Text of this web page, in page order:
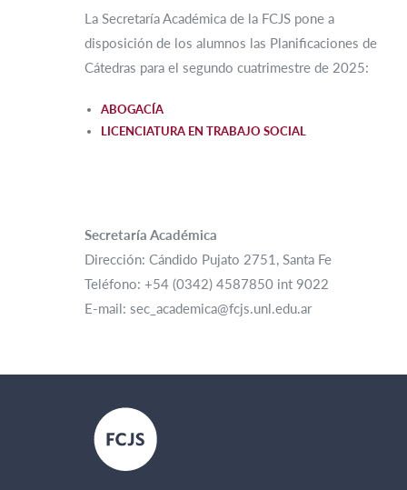
La Secretaría Académica de la FCJS pone a
disposición de los alumnos las Planificaciones de
Cátedras para el segundo cuatrimestre de 2025:
ABOGACÍA
LICENCIATURA EN TRABAJO SOCIAL
Secretaría Académica
Dirección: Cándido Pujato 2751, Santa Fe
Teléfono: +54 (0342) 4587850 int 9022
E-mail: sec_academica@fcjs.unl.edu.ar